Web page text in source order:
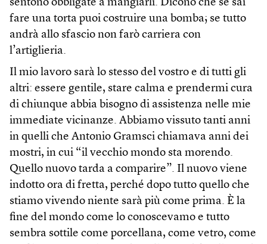
sentono obbligate a mangiarli. Dicono che se sai
fare una torta puoi costruire una bomba; se tutto
andrà allo sfascio non farò carriera con
l’artiglieria.
Il mio lavoro sarà lo stesso del vostro e di tutti gli
altri: essere gentile, stare calma e prendermi cura
di chiunque abbia bisogno di assistenza nelle mie
immediate vicinanze. Abbiamo vissuto tanti anni
in quelli che Antonio Gramsci chiamava anni dei
mostri, in cui “il vecchio mondo sta morendo.
Quello nuovo tarda a comparire”. Il nuovo viene
indotto ora di fretta, perché dopo tutto quello che
stiamo vivendo niente sarà più come prima. È la
fine del mondo come lo conoscevamo e tutto
sembra sottile come porcellana, come vetro, come